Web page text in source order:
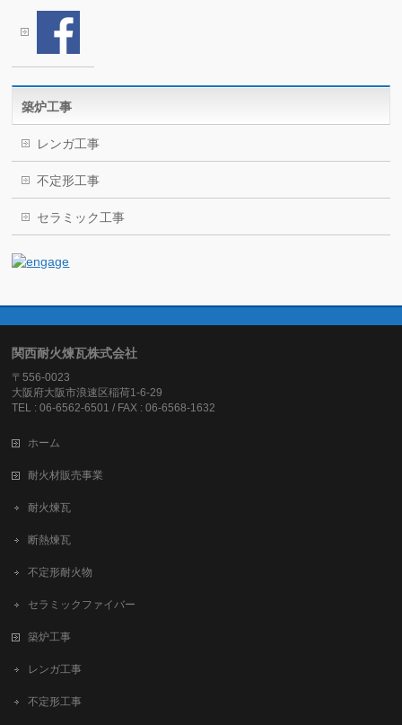
築炉工事
レンガ工事
不定形工事
セラミック工事
関西耐火煉瓦株式会社
〒556-0023
大阪府大阪市浪速区稲荷1-6-29
TEL : 06-6562-6501 / FAX : 06-6568-1632
ホーム
耐火材販売事業
耐火煉瓦
断熱煉瓦
不定形耐火物
セラミックファイバー
築炉工事
レンガ工事
不定形工事